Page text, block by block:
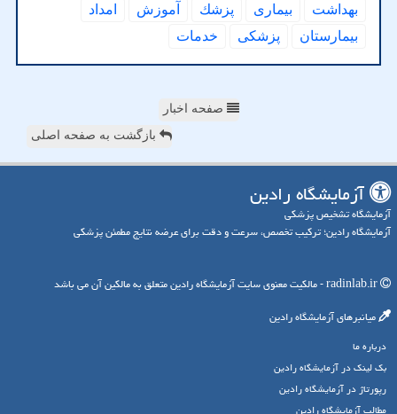
بهداشت بیماری پزشك آموزش
امداد
بیمارستان
پزشكی خدمات
صفحه اخبار
بازگشت به صفحه اصلی
آزمایشگاه رادین
آزمایشگاه تشخیص پزشکی
آزمایشگاه رادین؛ ترکیب تخصص، سرعت و دقت برای عرضه نتایج مطمئن پزشکی
میانبرهای آزمایشگاه رادین
درباره ما
بک لینک در آزمایشگاه رادین
رپورتاژ در آزمایشگاه رادین
مطالب آزمایشگاه رادین